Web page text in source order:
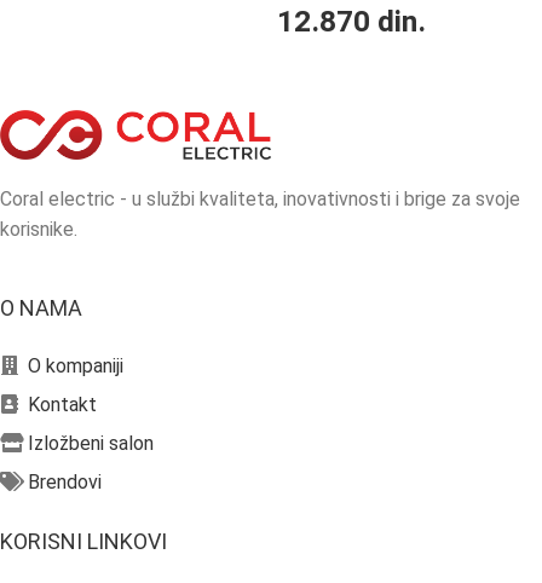
12.870 din.
Coral electric - u službi kvaliteta, inovativnosti i brige za svoje
korisnike.
O NAMA
O kompaniji
Kontakt
Izložbeni salon
Brendovi
KORISNI LINKOVI